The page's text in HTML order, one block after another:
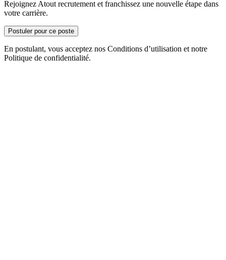
Rejoignez Atout recrutement et franchissez une nouvelle étape dans
votre carrière.
Postuler pour ce poste
En postulant, vous acceptez nos Conditions d’utilisation et notre
Politique de confidentialité.